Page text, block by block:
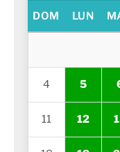
DOM LUN
4 5
11 12